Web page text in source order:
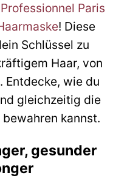
Professionnel Paris
! Diese
Schlüssel zu
Haar, von
Entdecke, wie du
gleichzeitig die
kannst.
gesunder